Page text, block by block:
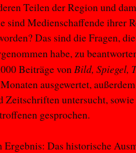
Teilen der Region und
sind Medienschaffende ihrer
Das sind die Fragen,
habe, zu
Beiträge vonBild, Spiegel,
ausgewertet,
Zeitschriften untersucht,
gesprochen.
Ergebnis: Das historische